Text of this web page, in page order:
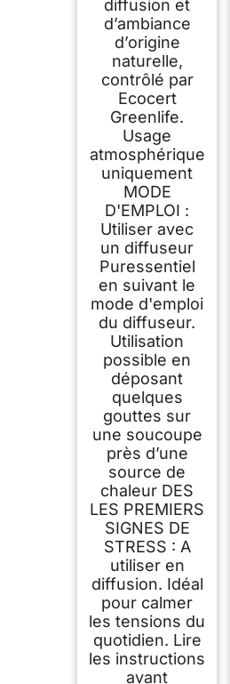
diffusion et
d’ambiance
d’origine
naturelle,
contrôlé par
Ecocert
Greenlife.
Usage
atmosphérique
uniquement
MODE
D'EMPLOI :
Utiliser avec
un diffuseur
Puressentiel
en suivant le
mode d'emploi
du diffuseur.
Utilisation
possible en
déposant
quelques
gouttes sur
une soucoupe
près d’une
source de
chaleur DES
LES PREMIERS
SIGNES DE
STRESS : A
utiliser en
diffusion. Idéal
pour calmer
les tensions du
quotidien. Lire
les instructions
avant